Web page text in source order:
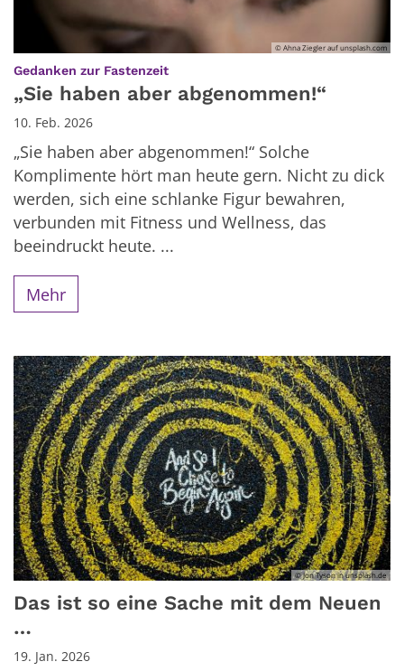
© Ahna Ziegler auf unsplash.com
Gedanken zur Fastenzeit:
„Sie haben aber abgenommen!“
10. Feb. 2026
„Sie haben aber abgenommen!“ Solche
Komplimente hört man heute gern. Nicht zu dick
werden, sich eine schlanke Figur bewahren,
verbunden mit Fitness und Wellness, das
beeindruckt heute. ...
Mehr
© Jon Tyson in unsplash.de
Das ist so eine Sache mit dem Neuen
…
19. Jan. 2026